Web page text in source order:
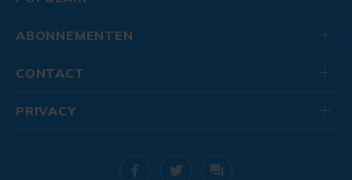
ABONNEMENTEN
CONTACT
PRIVACY